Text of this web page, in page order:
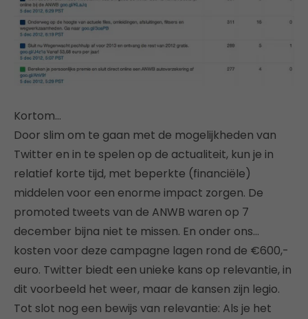
Kortom…
Door slim om te gaan met de mogelijkheden van
Twitter en in te spelen op de actualiteit, kun je in
relatief korte tijd, met beperkte (financiële)
middelen voor een enorme impact zorgen. De
promoted tweets van de ANWB waren op 7
december bijna niet te missen. En onder ons…
kosten voor deze campagne lagen rond de €600,-
euro. Twitter biedt een unieke kans op relevantie, in
dit voorbeeld het weer, maar de kansen zijn legio.
Tot slot nog een bewijs van relevantie: Als je het